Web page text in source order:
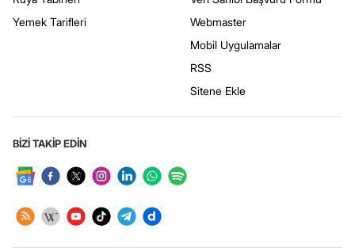
Yemek Tarifleri
Webmaster
Mobil Uygulamalar
RSS
Sitene Ekle
BİZİ TAKİP EDİN